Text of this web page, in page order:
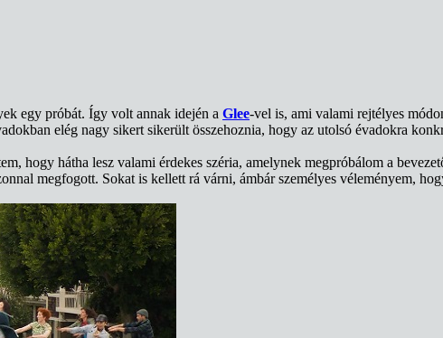
egy próbát. Így volt annak idején a Glee-vel is, ami valami rejtélyes
elég nagy sikert sikerült összehoznia, hogy az utolsó évadokra
hogy hátha lesz valami érdekes széria, amelynek megpróbálom a
megfogott. Sokat is kellett rá várni, ámbár személyes véleményem,